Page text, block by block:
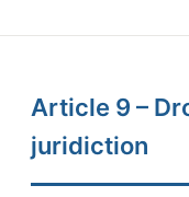
Article 9 –
juridiction